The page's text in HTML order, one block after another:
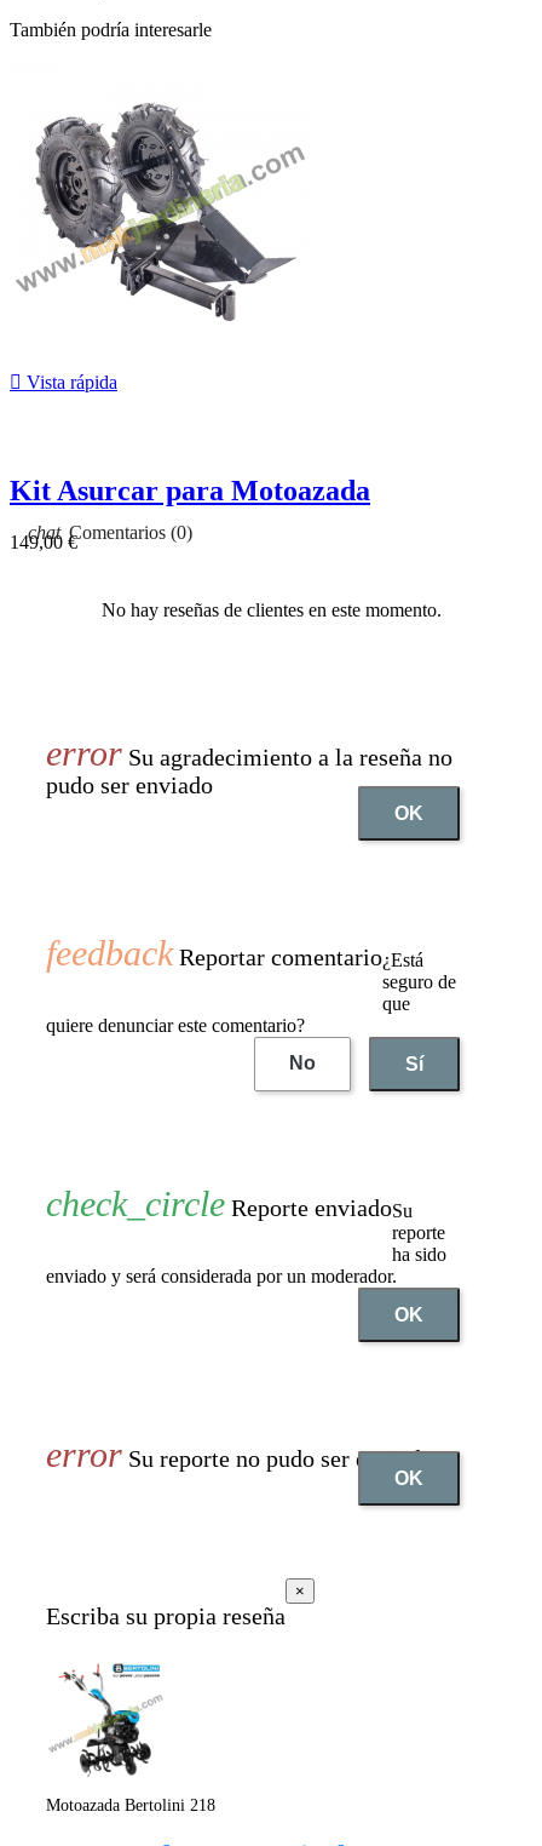
También podría interesarle
 Vista rápida
Kit Asurcar para Motoazada
149,00 €Comentarios (0)
No hay reseñas de clientes en este momento.
Su agradecimiento a la reseña no
pudo ser enviado
OK
Reportar comentario¿Está
seguro de
que
quiere denunciar este comentario?
No
Sí
Reporte enviadoSu
reporte
ha sido
enviado y será considerada por un moderador.
OK
Su reporte no pudo ser enviado
OK
Escriba su propia reseña
×
Motoazada Bertolini 218